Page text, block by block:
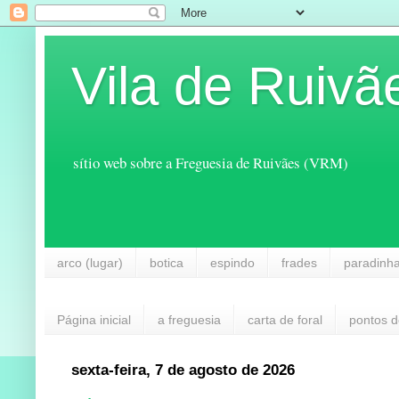
Vila de
sítio web sobre a Freguesia de Ruivães (VRM)
arco (lugar) botica espindo frades
Página inicial a freguesia carta de foral pontos
sexta-feira, 7 de agosto de 2026